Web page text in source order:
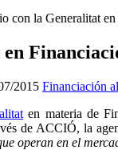
con la Generalitat
2015 Financiación
en materia de
de ACCIÓ, la
operan en el